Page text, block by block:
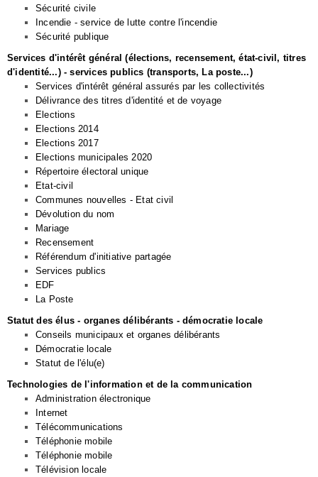
Sécurité civile
Incendie - service de lutte contre l'incendie
Sécurité publique
Services d'intérêt général (élections, recensement, état-civil, titres
d'identité...) - services publics (transports, La poste...)
Services d'intérêt général assurés par les collectivités
Délivrance des titres d'identité et de voyage
Elections
Elections 2014
Elections 2017
Elections municipales 2020
Répertoire électoral unique
Etat-civil
Communes nouvelles - Etat civil
Dévolution du nom
Mariage
Recensement
Référendum d'initiative partagée
Services publics
EDF
La Poste
Statut des élus - organes délibérants - démocratie locale
Conseils municipaux et organes délibérants
Démocratie locale
Statut de l'élu(e)
Technologies de l'information et de la communication
Administration électronique
Internet
Télécommunications
Téléphonie mobile
Téléphonie mobile
Télévision locale